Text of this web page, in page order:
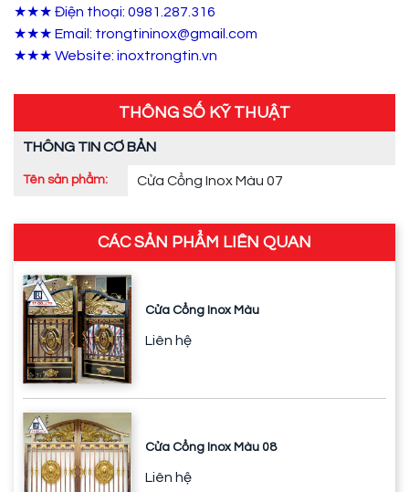
★★★ Điện thoại: 0981.287.316
★★★ Email: trongtininox@gmail.com
★★★ Website: inoxtrongtin.vn
THÔNG SỐ KỸ THUẬT
THÔNG TIN CƠ BẢN
Tên sản phẩm: Cửa Cổng Inox Màu 07
CÁC SẢN PHẨM LIÊN QUAN
Cửa Cổng Inox Màu
Liên hệ
Cửa Cổng Inox Màu 08
Liên hệ